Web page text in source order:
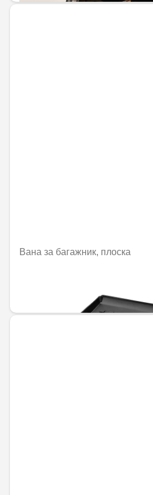
Вана за багажник, плоска
144,00 € / 281,64 лв.